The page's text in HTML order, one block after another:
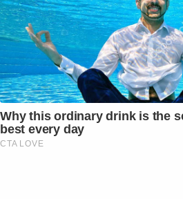
Why this ordinary drink is the
best every day
CTA LOVE